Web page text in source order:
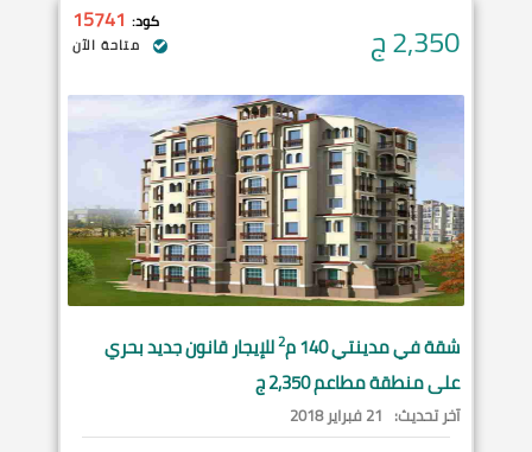
2,350ج كود: 15741
متاحة الآن
شقة فيمدينتي140 م 2للإيجار قانون جديد بحري
على منطقة مطاعم 2,350 ج
آخر تحديث: 21 فبراير 2018